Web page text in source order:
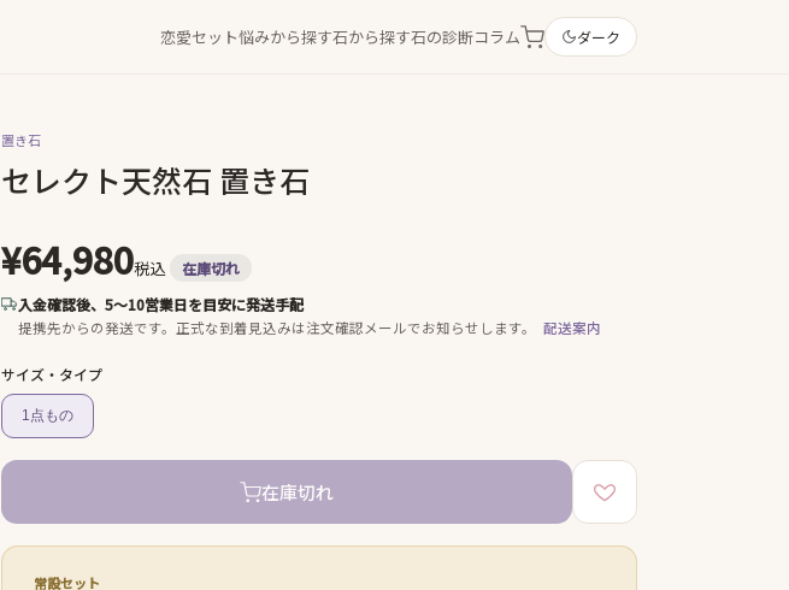
恋愛セット悩みから探す石から探す石の診断コラム ダーク
置き石
セレクト天然石 置き石
¥64,980税込
在庫切れ
入金確認後、5〜10営業日を目安に発送手配
提携先からの発送です。 正式な到着見込みは注文確認メールでお知らせします。 配送案内
サイズ・タイプ
1点もの
在庫切れ
常設セット